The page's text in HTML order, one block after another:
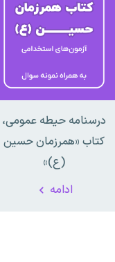
درسنامه حیطه عمومی،
کتاب «همرزمان حسین
(ع)»
ادامه